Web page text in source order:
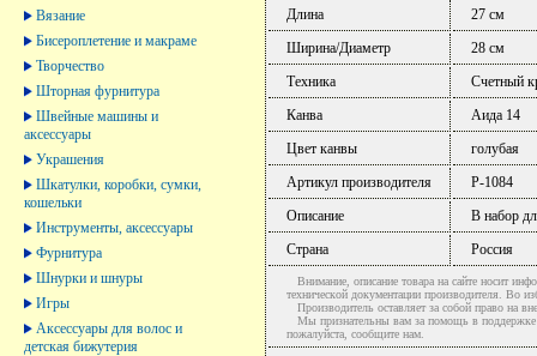
Вязание
Бисероплетение и макраме
Творчество
Шторная фурнитура
Швейные машины и
аксессуары
Украшения
Шкатулки, коробки, сумки,
кошельки
Инструменты, аксессуары
Фурнитура
Шнурки и шнуры
Игры
Аксессуары для волос и
детская бижутерия
Длина
27 см
Ширина/Диаметр
28 см
Техника
Счетный
Канва
Аида 14
Цвет канвы
голубая
Артикул производителя
Р-1084
Описание
В набор
Страна
Россия
Внимание, описание товара на сайте носит
технической документации производителя. Во
Производитель оставляет за собой право на
Мы признательны вам за помощь в поддержке
пожалуйста, сообщите нам.